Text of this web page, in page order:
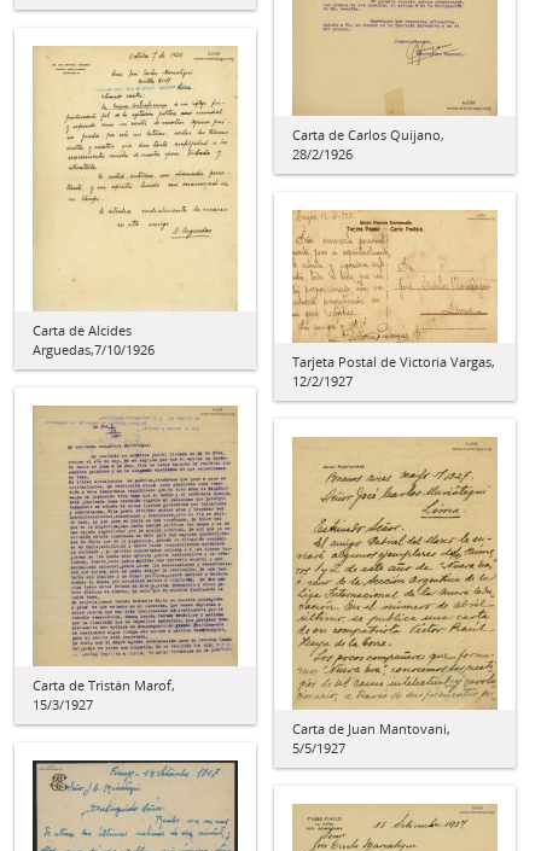
Carta de Carlos Quijano,
28/2/1926
Carta de Alcides
Arguedas,7/10/1926
Tarjeta Postal de Victoria Vargas,
12/2/1927
Carta de Tristán Marof,
15/3/1927
Carta de Juan Mantovani,
5/5/1927